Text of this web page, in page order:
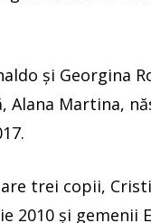
şi Georgina
Alana Martina,
trei copii,
2010 şi gemenii